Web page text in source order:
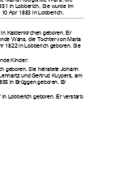









